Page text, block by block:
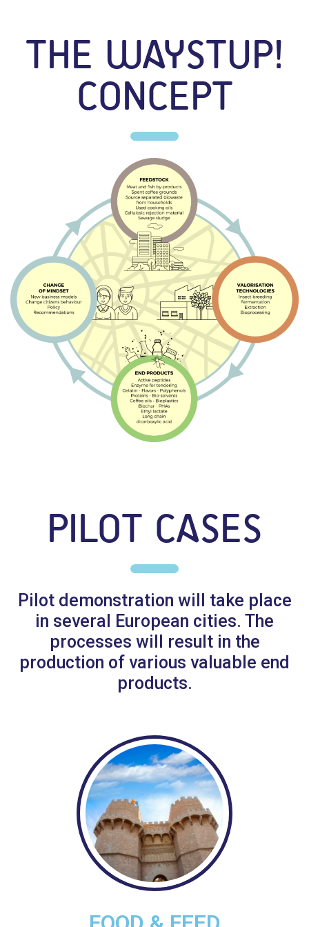
THE WAYSTUP!
CONCEPT
PILOT CASES
Pilot demonstration will take place
in several European cities. The
processes will result in the
production of various valuable end
products.